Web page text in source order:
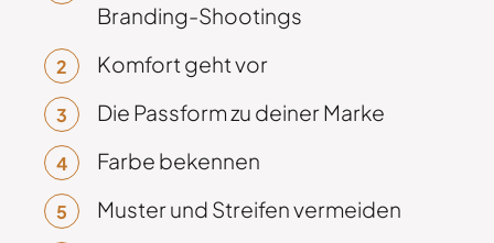
Branding-Shootings
Komfort geht vor
Die Passform zu deiner Marke
Farbe bekennen
Muster und Streifen vermeiden